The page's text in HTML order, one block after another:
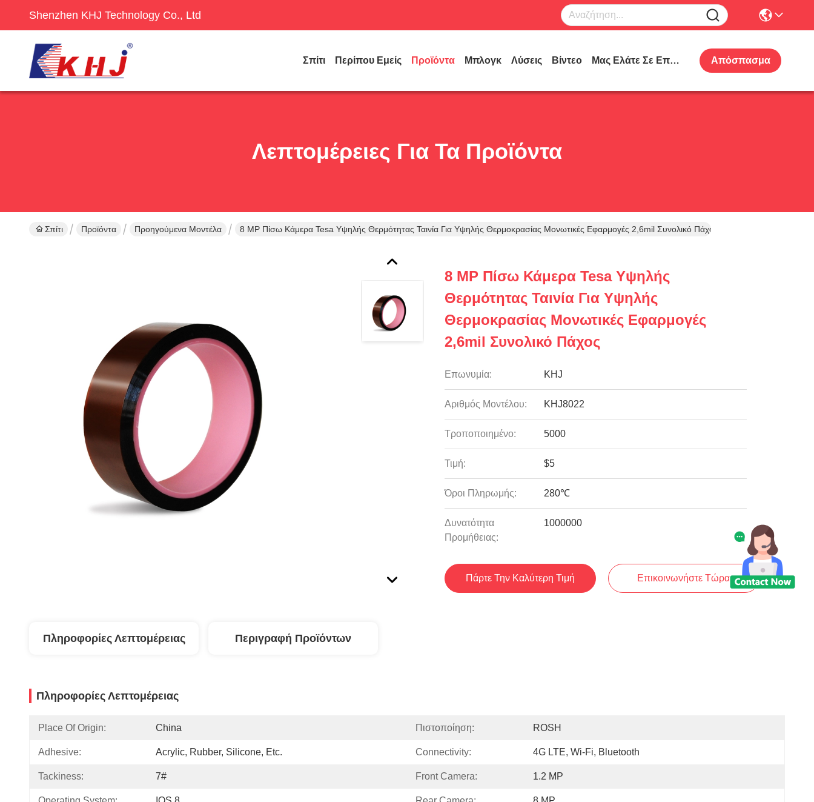
Shenzhen KHJ Technology Co., Ltd
Σπίτι Περίπου Εμείς Προϊόντα Μπλογκ Λύσεις Βίντεο Μας Ελάτε Σε Επαφή Με Απόσπασμα
Λεπτομέρειες Για Τα Προϊόντα
Σπίτι Προϊόντα Προηγούμενα Μοντέλα 8 MP Πίσω Κάμερα Tesa Υψηλής Θερμότητας Ταινία Για Υψηλής Θερμοκρασίας Μονωτικές Εφαρμογές 2,6mil Συνολικό Πάχος
8 MP Πίσω Κάμερα Tesa Υψηλής
Θερμότητας Ταινία Για Υψηλής
Θερμοκρασίας Μονωτικές Εφαρμογές
2,6mil Συνολικό Πάχος
Επωνυμία: KHJ
Αριθμός Μοντέλου: KHJ8022
Τροποποιημένο: 5000
Τιμή: $5
Όροι Πληρωμής: 280℃
Δυνατότητα
Προμήθειας:
1000000
Πάρτε Την Καλύτερη Τιμή Επικοινωνήστε Τώρα
Πληροφορίες Λεπτομέρειας Περιγραφή Προϊόντων
Πληροφορίες Λεπτομέρειας
Place Of Origin: China Πιστοποίηση: ROSH
Adhesive: Acrylic, Rubber, Silicone, Etc. Connectivity: 4G LTE, Wi-Fi, Bluetooth
Tackiness: 7# Front Camera: 1.2 MP